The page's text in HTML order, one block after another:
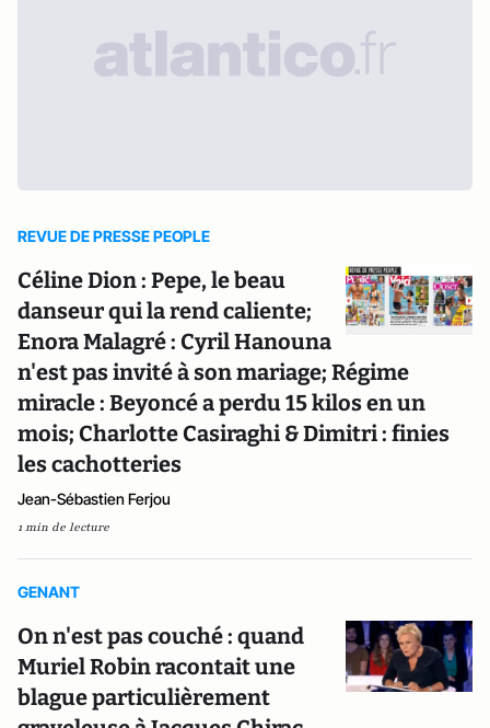
REVUE DE PRESSE PEOPLE
Céline Dion : Pepe, le beau
danseur qui la rend caliente;
Enora Malagré : Cyril Hanouna
n'est pas invité à son mariage; Régime
miracle : Beyoncé a perdu 15 kilos en un
mois; Charlotte Casiraghi & Dimitri : finies
les cachotteries
Jean-Sébastien Ferjou
1 min de lecture
GENANT
On n'est pas couché : quand
Muriel Robin racontait une
blague particulièrement